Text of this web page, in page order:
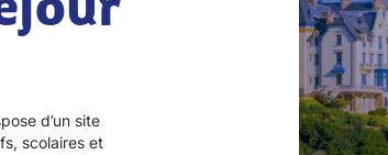
d’un site
scolaires et